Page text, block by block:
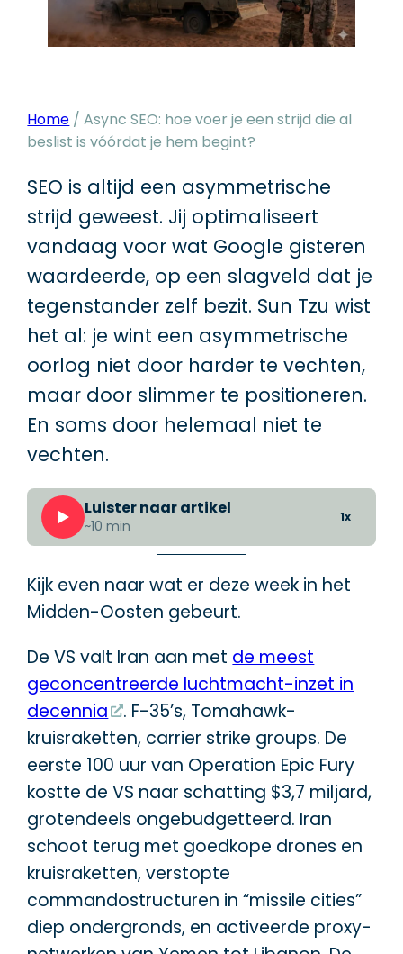
Home /Async SEO: hoe voer je een strijd die al
beslist is vóórdat je hem begint?
SEO is altijd een asymmetrische
strijd geweest. Jij optimaliseert
vandaag voor wat Google gisteren
waardeerde, op een slagveld dat je
tegenstander zelf bezit. Sun Tzu wist
het al: je wint een asymmetrische
oorlog niet door harder te vechten,
maar door slimmer te positioneren.
En soms door helemaal niet te
vechten.
Luister naar artikel
~10 min
1x
Kijk even naar wat er deze week in het
Midden-Oosten gebeurt.
De VS valt Iran aan met de meest
geconcentreerde luchtmacht-inzet in
decennia
. F-35’s, Tomahawk-
kruisraketten, carrier strike groups. De
eerste 100 uur van Operation Epic Fury
kostte de VS naar schatting $3,7 miljard,
grotendeels ongebudgetteerd. Iran
schoot terug met goedkope drones en
kruisraketten, verstopte
commandostructuren in “missile cities”
diep ondergronds, en activeerde proxy-